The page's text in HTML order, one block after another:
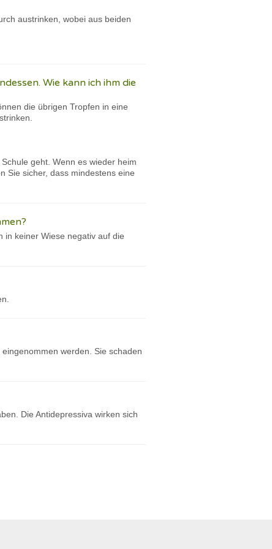
austrinken, wobei aus beiden
Wie kann ich ihm die
die übrigen Tropfen in eine
geht. Wenn es wieder heim
Sie sicher, dass mindestens eine
in keiner Wiese negativ auf die
werden. Sie schaden
Die Antidepressiva wirken sich